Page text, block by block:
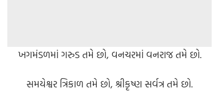
ખગમંડળમાં ગરુડ તમે છો, વનચરમાં વનરાજ તમે છો.
સમયેશ્વર ત્રિકાળ તમે છો, શ્રીકૃષ્ણ સર્વત્ર તમે છો.